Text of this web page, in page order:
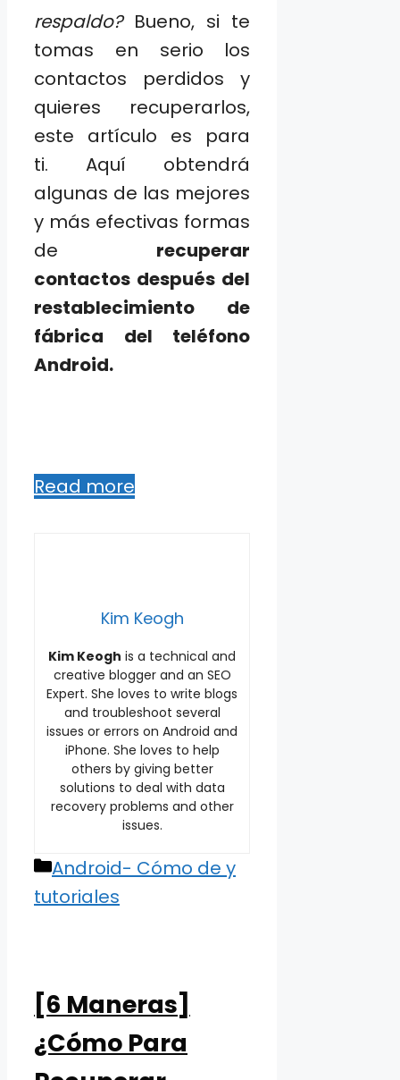
respaldo? Bueno, si te
tomas en serio los
contactos perdidos y
quieres recuperarlos,
este artículo es para
ti. Aquí obtendrá
algunas de las mejores
y más efectivas formas
de recuperar
contactos después del
restablecimiento de
fábrica del teléfono
Android.
Read more
Kim Keogh
Kim Keogh is a technical and
creative blogger and an SEO
Expert. She loves to write blogs
and troubleshoot several
issues or errors on Android and
iPhone. She loves to help
others by giving better
solutions to deal with data
recovery problems and other
issues.
Categories
Android- Cómo de y
tutoriales
[6 Maneras]
¿Cómo Para